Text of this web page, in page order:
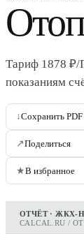
Тариф 1878 ₽/
показаниям
↓Сохранить PDF
↗Поделиться
★В избранное
ОТЧЁТ · ЖКХ-
CALCAL.RU /